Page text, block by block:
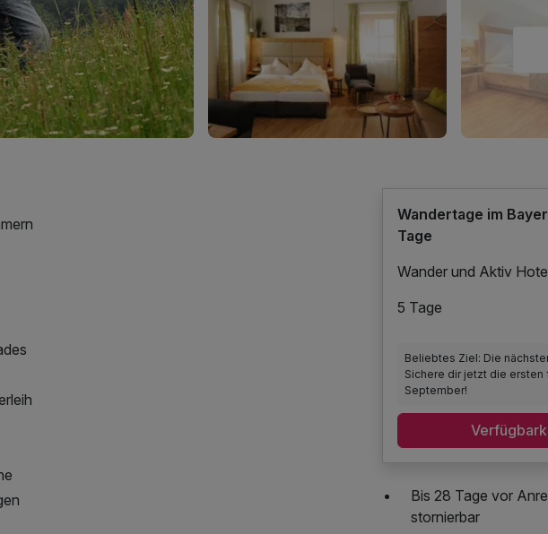
Wandertage im
Tage
Wander und Aktiv
5 Tage
Beliebtes Ziel: Die
Sichere dir jetzt die ersten
September!
Bis 28 Tage vor
stornierbar